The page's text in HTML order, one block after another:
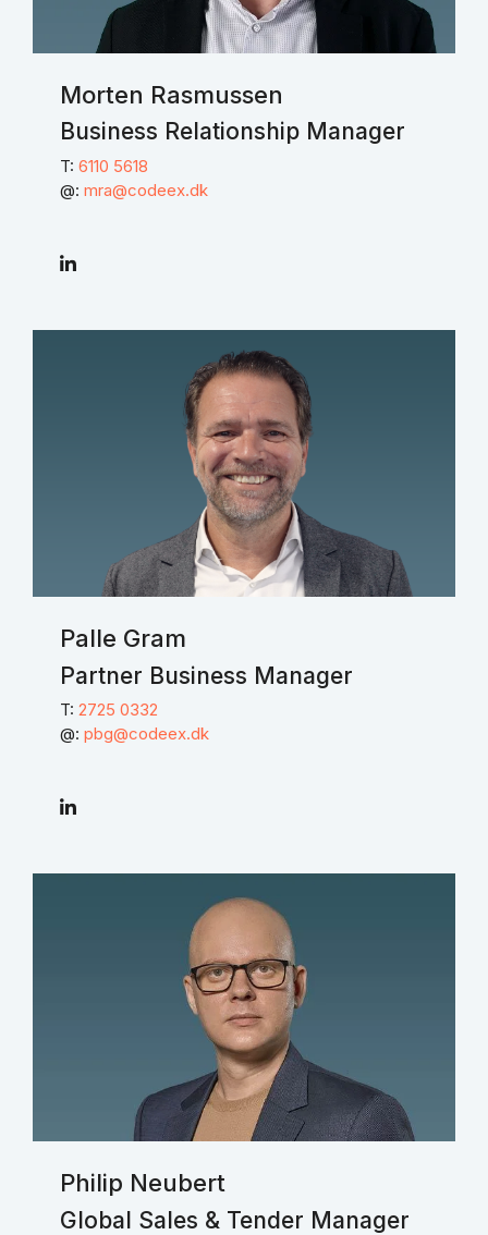
Morten Rasmussen
Business Relationship Manager
T: 6110 5618
@: mra@codeex.dk
Palle Gram
Partner Business Manager
T: 2725 0332
@: pbg@codeex.dk
Philip Neubert
Global Sales & Tender Manager